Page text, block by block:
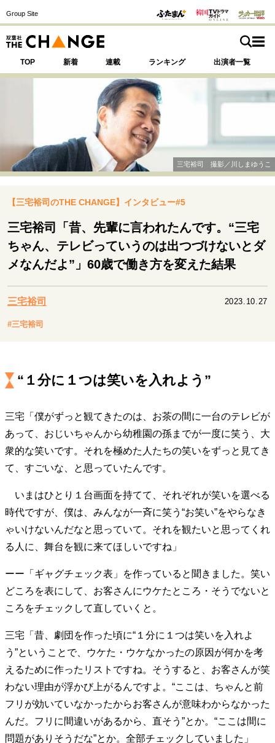
Group Site
TOP 新着 連載 ランキング 出演者一覧
注目の記事テーマで探す
運命を変えた出会い 決断の裏側
表現者の葛藤
人生が動いた日 10代の挫折と原点
セカンドキャリアの描き方
夢を掴む選択
経営・ビジネス
トップが描く未来
忘れられない言葉
10代・20代の土台
ライフスタイル・生き方
パートナーとの歩み方
親になるということ
病が教えてくれたこと
移住という選択
熱狂できるもの
一生モノの愛用品
70代のグランドデザイン
社会・カルチャー・マネー
地域とつながる/お金との付き合い方
三宅裕司 撮影／川しまゆうこ
【三宅裕司のTHE CHANGE】インタビュー#5
三宅裕司「昔、先輩に言われたんです。“三宅
ちゃん、テレビっていうのは出つづけないとダ
メなんだよ”」60歳で働き方を変えた結果
三宅裕司 2023.10.27
#三宅裕司
“１分に１つは笑いを入れよう”
三宅「僕がずっと観てきたのは、お茶の間に一台のテレビが
あって、おじいちゃんから幼稚園の孫までが一度に笑う、大
衆的な笑いです。それを極めた人たちの笑いをずっと見てき
て、すごいな、と思っていたんです。
いまはひとり１台画面を持てて、それぞれが笑いを選べる
時代ですが、僕は、みんなが一斉に笑う“お笑い”をやらなき
ゃいけないんだなと思っていて。それを観たいと思ってくれ
る人に、舞台を観に来てほしいですね」
ーー「ギャグチェック表」を作っていると聞きました。笑い
どころを表にして、お客さんにウケたところ・そうでないと
ころをチェックして直していくと。
三宅「昔、劇団を作った頃に“１分に１つは笑いを入れよ
う”ということで、ウケた・ウケなかったの原因が何かを考
えるために作ったリストですね。そうすると、お客さんが笑
わない理由が浮かび上がるんですよ。“ここは、ちゃんと前
フリが効いていなかったからお客さんが意味わからなかった
んだ。フリに間違いがあるから、直そう”とか。“ここは間に
問題がありそうだな”とか。全部チェックしていました」